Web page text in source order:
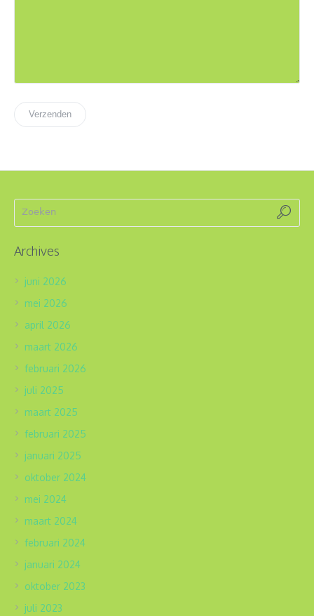
Archives
juni 2026
mei 2026
april 2026
maart 2026
februari 2026
juli 2025
maart 2025
februari 2025
januari 2025
oktober 2024
mei 2024
maart 2024
februari 2024
januari 2024
oktober 2023
juli 2023